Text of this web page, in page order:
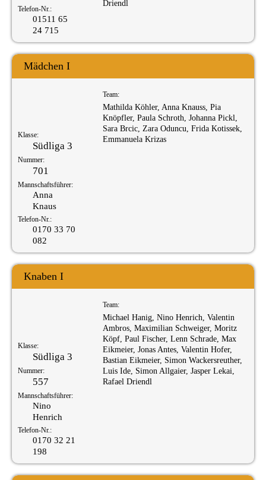
Telefon-Nr.:
01511 65
24 715
Driendl
Mädchen I
Klasse:
Südliga 3
Nummer:
701
Mannschaftsführer:
Anna
Knaus
Telefon-Nr.:
0170 33 70
082
Team:
Mathilda Köhler, Anna Knauss, Pia
Knöpfler, Paula Schroth, Johanna Pickl,
Sara Brcic, Zara Oduncu, Frida Kotissek,
Emmanuela Krizas
Knaben I
Klasse:
Südliga 3
Nummer:
557
Mannschaftsführer:
Nino
Henrich
Telefon-Nr.:
0170 32 21
198
Team:
Michael Hanig, Nino Henrich, Valentin
Ambros, Maximilian Schweiger, Moritz
Köpf, Paul Fischer, Lenn Schrade, Max
Eikmeier, Jonas Antes, Valentin Hofer,
Bastian Eikmeier, Simon Wackersreuther,
Luis Ide, Simon Allgaier, Jasper Lekai,
Rafael Driendl